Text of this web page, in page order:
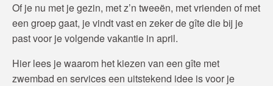
Of je nu met je gezin, met z’n tweeën, met vrienden of met
een groep gaat, je vindt vast en zeker de gîte die bij je
past voor je volgende vakantie in april.
Hier lees je waarom het kiezen van een gîte met
zwembad en services een uitstekend idee is voor je